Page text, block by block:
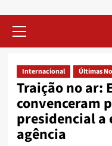
Menu
Internacional Últimas
Traição no ar:
convenceram
presidencial a
agência